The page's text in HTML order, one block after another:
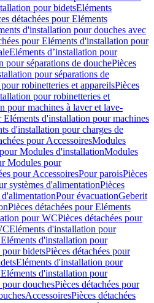
pour bidetsEléments
détachées pour Eléments
d'installation pour douches avec
pour Eléments d'installation pour
Eléments d’installation pour
pour séparations de douchePièces
pour séparations de
robinetteries et appareilsPièces
pour robinetteries et
pour machines à laver et lave-
Eléments d'installation pour machines
d'installation pour charges de
pour AccessoiresModules
Modules d'installationModules
Modules pour
pour AccessoiresPour paroisPièces
systèmes d'alimentationPièces
d'alimentationPour évacuationGeberit
Pièces détachées pour Eléments
pour WCPièces détachées pour
Eléments d'installation pour
d'installation pour
bidetsPièces détachées pour
Eléments d'installation pour
d'installation pour
douchesPièces détachées pour
AccessoiresPièces détachées